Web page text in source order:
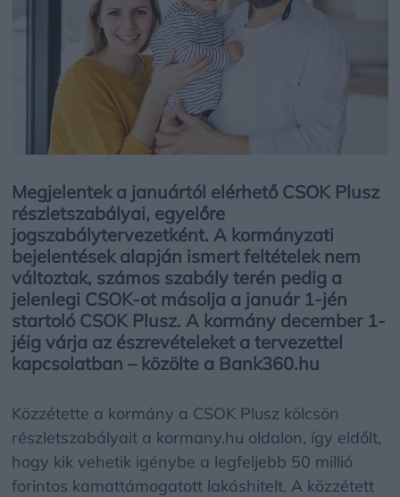
Megjelentek a januártól elérhető CSOK Plusz
részletszabályai, egyelőre
jogszabálytervezetként. A kormányzati
bejelentések alapján ismert feltételek nem
változtak, számos szabály terén pedig a
jelenlegi CSOK-ot másolja a január 1-jén
startoló CSOK Plusz. A kormány december 1-
jéig várja az észrevételeket a tervezettel
kapcsolatban – közölte a Bank360.hu
Közzétette a kormány a CSOK Plusz kölcsön
részletszabályait a kormany.hu oldalon, így eldőlt,
hogy kik vehetik igénybe a legfeljebb 50 millió
forintos kamattámogatott lakáshitelt. A közzétett